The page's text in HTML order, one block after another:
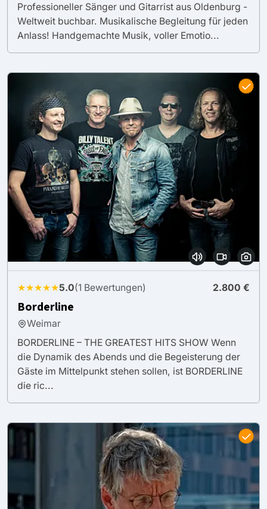
Professioneller Sänger und Gitarrist aus Oldenburg -
Weltweit buchbar. Musikalische Begleitung für jeden
Anlass! Handgemachte Musik, voller Emotio...
★★★★★5.0(1 Bewertungen) 2.800 €
Borderline
Weimar
BORDERLINE – THE GREATEST HITS SHOW Wenn
die Dynamik des Abends und die Begeisterung der
Gäste im Mittelpunkt stehen sollen, ist BORDERLINE
die ric...